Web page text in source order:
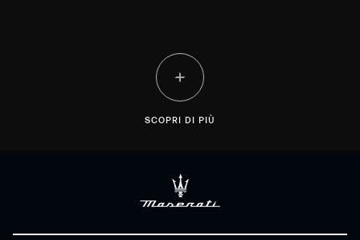
SCOPRI DI PIÙ